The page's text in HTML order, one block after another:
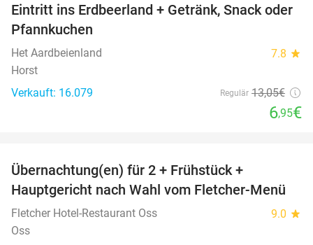
47%
Eintritt ins Erdbeerland + Getränk, Snack oder
Pfannkuchen
Het Aardbeienland 7.8 star
Horst
Verkauft: 16.079
Regulär 13,05€
6,95€
Übernachtung(en) für 2 + Frühstück +
Hauptgericht nach Wahl vom Fletcher-Menü
Fletcher Hotel-Restaurant Oss 9.0 star
Oss